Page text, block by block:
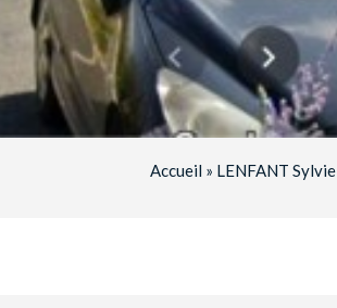
Accueil » LENFANT Sylvie